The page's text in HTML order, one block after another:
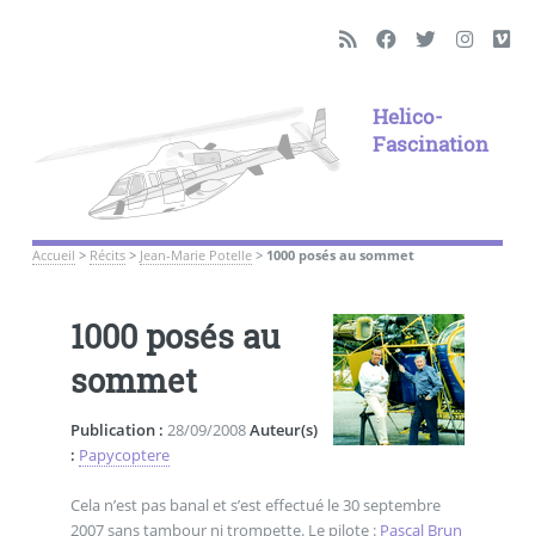
Helico-
Fascination
Accueil > Récits> Jean-Marie Potelle> 1000 posés au sommet
1000 posés au
sommet
Publication : 28/09/2008Auteur(s)
: Papycoptere
Cela n’est pas banal et s’est effectué le 30 septembre
2007 sans tambour ni trompette. Le pilote : Pascal Brun